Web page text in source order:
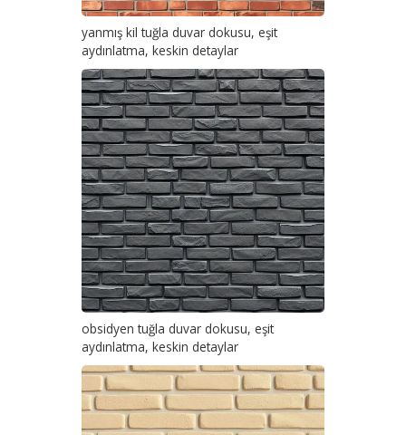
yanmış kil tuğla duvar dokusu, eşit
aydınlatma, keskin detaylar
obsidyen tuğla duvar dokusu, eşit
aydınlatma, keskin detaylar